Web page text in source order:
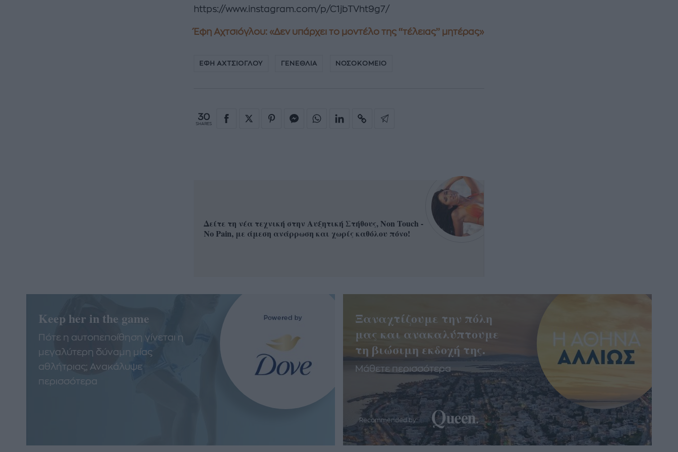
https://www.instagram.com/p/C1jbTVht9g7/
Έφη Αχτσιόγλου: «Δεν υπάρχει το μοντέλο της ‘‘τέλειας’’ μητέρας»
ΕΦΗ ΑΧΤΣΙΟΓΛΟΥ ΓΕΝΕΘΛΙΑ ΝΟΣΟΚΟΜΕΙΟ
30
SHARES
Δείτε τη νέα τεχνική στην Αυξητική Στήθους, Non Touch -
No Pain, με άμεση ανάρρωση και χωρίς καθόλου πόνο!
Keep her in the game
Πότε η αυτοπεποίθηση γίνεται η
μεγαλύτερη δύναμη μίας
αθλήτριας; Ανακάλυψε
περισσότερα
Ξαναχτίζουμε την πόλη
μας και ανακαλύπτουμε
τη βιώσιμη εκδοχή της.
Μάθετε περισσότερα
Recommended by